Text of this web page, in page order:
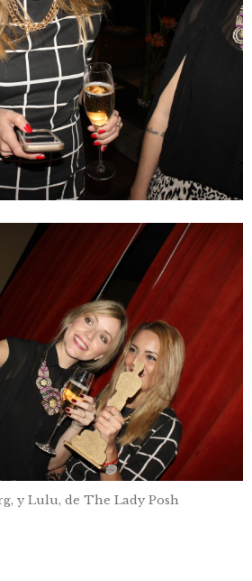
y Lulu, de The Lady Posh